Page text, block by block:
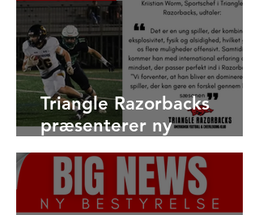
Triangle Razorbacks
præsenterer ny
international offensiv
profil